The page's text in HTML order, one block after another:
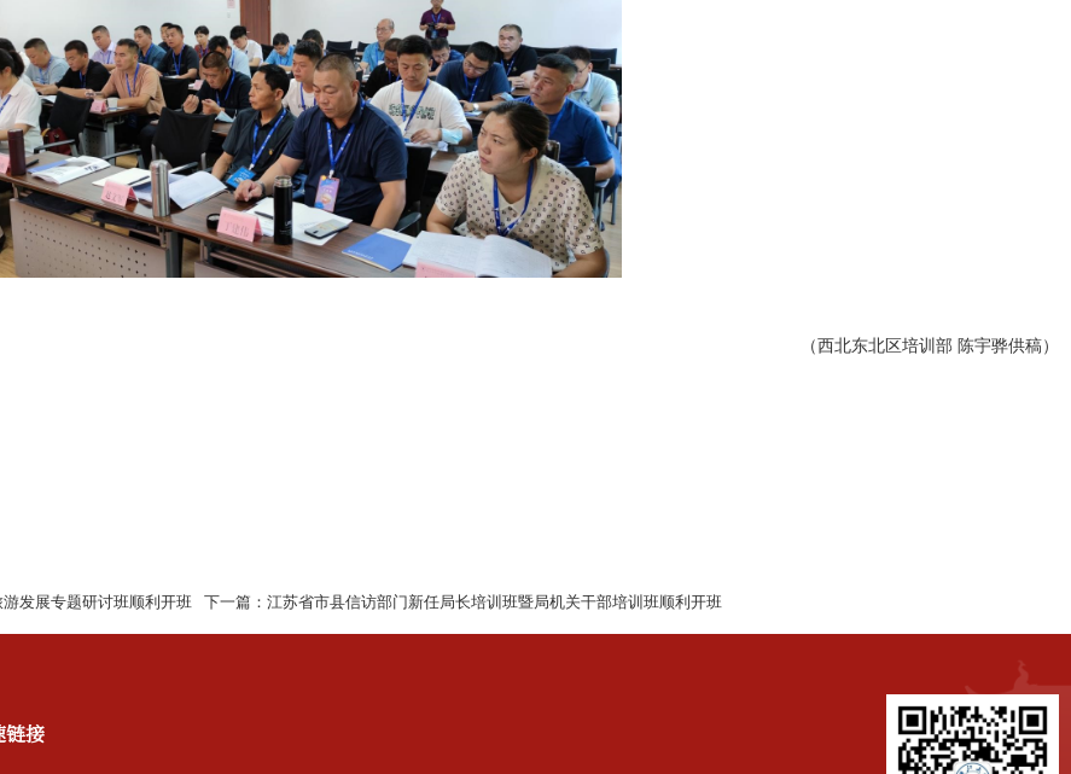
（西北东北区培训部 陈宇骅供稿）
发展专题研讨班顺利开班 下一篇： 江苏省市县信访部门新任局长培训班暨局机关干部培训班顺利开班
链接